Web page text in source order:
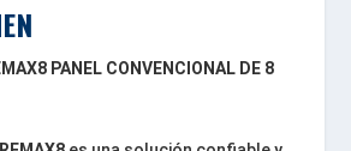
PANEL CONVENCIONAL DE 8